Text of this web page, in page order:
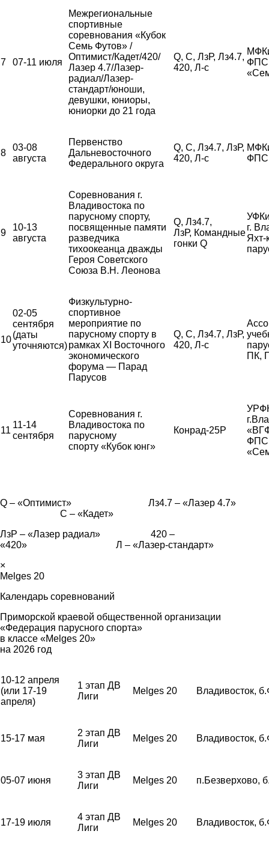
7 07-11 июля
Межрегиональные
спортивные
соревнования «Кубок
Семь Футов» /
Оптимист/Кадет/420/
Лазер 4.7/Лазер-
радиал/Лазер-
стандарт/юноши,
девушки, юниоры,
юниорки до 21 года
Q, С, ЛзР, Лз4.7,
420, Л-с
ФПС,
8
03-08
августа
Первенство
Дальневосточного
Федерального округа
Q, С, Лз4.7, ЛзР,
420, Л-с
ФПС
9
10-13
августа
Соревнования г.
Владивостока по
парусному спорту,
посвященные памяти
разведчика
тихоокеанца дважды
Героя Советского
Союза В.Н. Леонова
Q, Лз4.7,
ЛзР, Командные
гонки Q
г.
Яхт-
10
02-05
сентября
(даты
уточняются)
Физкультурно-
спортивное
мероприятие по
парусному спорту в
рамках XI Восточного
экономического
форума — Парад
Парусов
Q, С, Лз4.7, ЛзР,
420, Л-с
ПК,
11
11-14
сентября
Соревнования г.
Владивостока по
парусному
спорту «Кубок юнг»
Конрад-25Р
Q – «Оптимист» Лз4.7 – «Лазер 4.7»
С – «Кадет»
ЛзР – «Лазер радиал» 420 –
«420» Л – «Лазер-стандарт»
×
Melges 20
Календарь соревнований
Приморской краевой общественной организации
«Федерация парусного спорта»
в классе «Melges 20»
на 2026 год
10-12 апреля
(или 17-19
апреля)
1 этап ДВ
Лиги
Melges 20 Владивосток,
15-17 мая
2 этап ДВ
Лиги
Melges 20 Владивосток,
05-07 июня
3 этап ДВ
Лиги
Melges 20 п.Безверхово,
17-19 июля
4 этап ДВ
Лиги
Melges 20 Владивосток,